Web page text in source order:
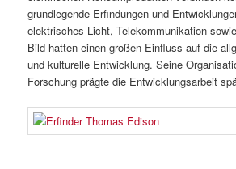
grundlegende Erfindungen und
elektrisches Licht, Telekommunikation
Bild hatten einen großen Einfluss auf die
und kulturelle Entwicklung. Seine
Forschung prägte die Entwicklungsarbeit